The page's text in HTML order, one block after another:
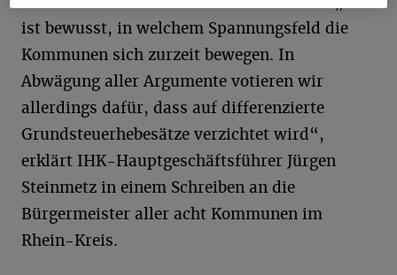
ist bewusst, in welchem Spannungsfeld die
Kommunen sich zurzeit bewegen. In
Abwägung aller Argumente votieren wir
allerdings dafür, dass auf differenzierte
Grundsteuerhebesätze verzichtet wird“,
erklärt IHK-Hauptgeschäftsführer Jürgen
Steinmetz in einem Schreiben an die
Bürgermeister aller acht Kommunen im
Rhein-Kreis.